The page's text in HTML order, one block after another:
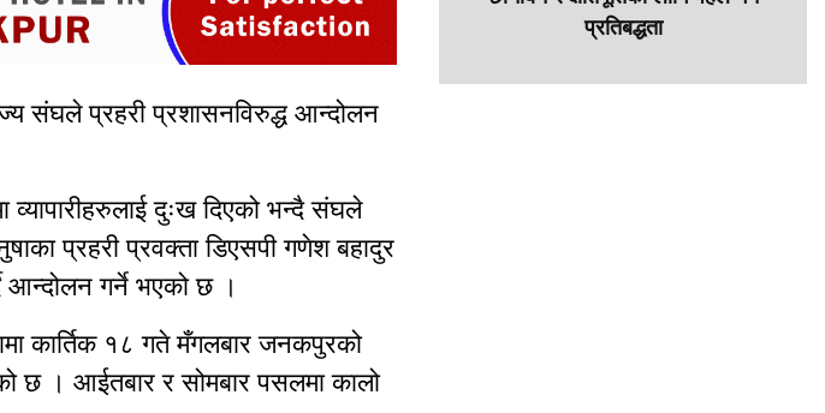
संघले प्रहरी प्रशासनविरुद्ध आन्दोलन
दुःख दिएको भन्दै संघले
प्रहरी प्रवक्ता डिएसपी गणेश बहादुर
आन्दोलन गर्ने भएको छ ।
कार्तिक १८ गते मँगलबार जनकपुरको
छ । आईतबार र सोमबार पसलमा कालो
प्रतिबद्धता